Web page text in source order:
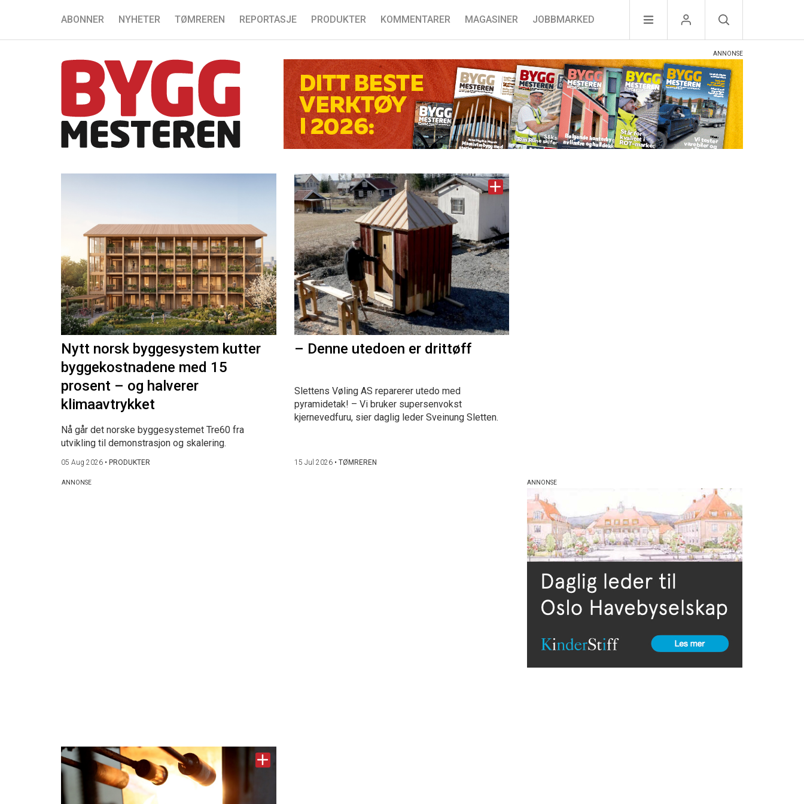
ABONNER NYHETER TØMREREN REPORTASJE PRODUKTER KOMMENTARER MAGASINER JOBBMARKED
Nytt norsk byggesystem kutter
byggekostnadene med 15
prosent – og halverer
klimaavtrykket
Nå går det norske byggesystemet Tre60 fra
utvikling til demonstrasjon og skalering.
05 Aug 2026 • PRODUKTER
– Denne utedoen er drittøff
Slettens Vøling AS reparerer utedo med
pyramidetak! – Vi bruker supersenvokst
kjernevedfuru, sier daglig leder Sveinung Sletten.
15 Jul 2026• TØMREREN